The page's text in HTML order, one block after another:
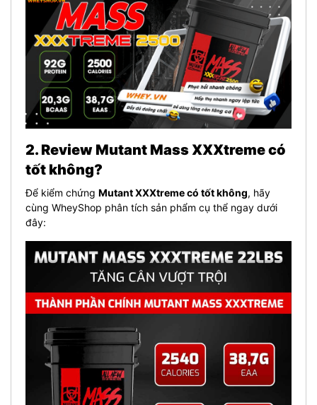
2. Review Mutant Mass XXXtreme có
tốt không?
Để kiểm chứng Mutant XXXtreme có tốt không, hãy
cùng WheyShop phân tích sản phẩm cụ thể ngay dưới
đây: